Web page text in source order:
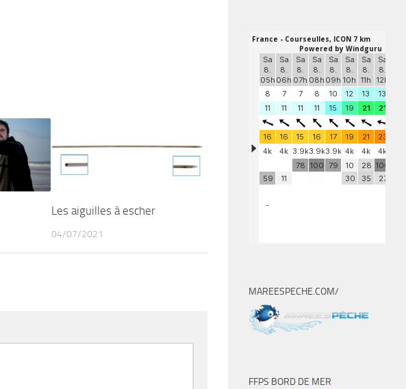
Les aiguilles à escher
04/07/2021
MAREESPECHE.COM/
FFPS BORD DE MER